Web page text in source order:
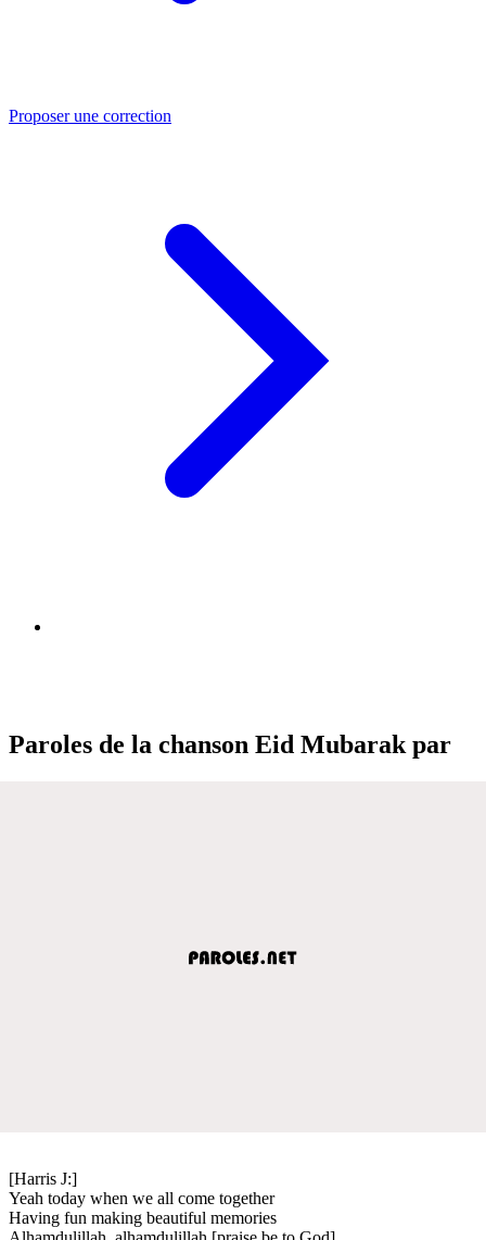
Proposer une correction
Paroles de la chanson Eid Mubarak par
[Harris J:]
Yeah today when we all come together
Having fun making beautiful memories